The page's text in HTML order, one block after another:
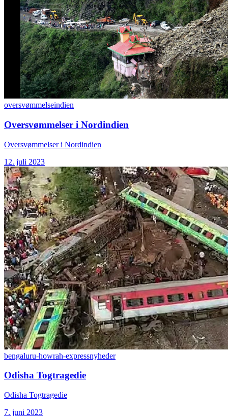
oversvømmelseindien
Oversvømmelser i Nordindien
Oversvømmelser i Nordindien
12. juli 2023
bengaluru-howrah-expressnyheder
Odisha Togtragedie
Odisha Togtragedie
7. juni 2023